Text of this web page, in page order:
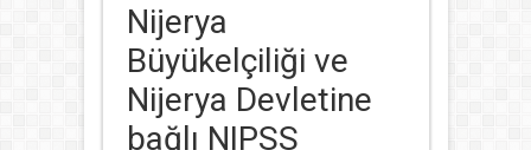
Nijerya
Büyükelçiliği ve
Nijerya Devletine
bağlı NIPSS